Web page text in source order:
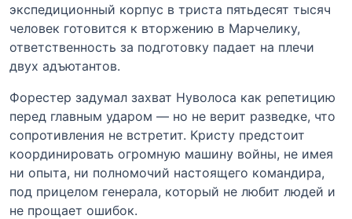
экспедиционный корпус в триста пятьдесят тысяч
человек готовится к вторжению в Марчелику,
ответственность за подготовку падает на плечи
двух адъютантов.
Форестер задумал захват Нуволоса как репетицию
перед главным ударом — но не верит разведке, что
сопротивления не встретит. Кристу предстоит
координировать огромную машину войны, не имея
ни опыта, ни полномочий настоящего командира,
под прицелом генерала, который не любит людей и
не прощает ошибок.